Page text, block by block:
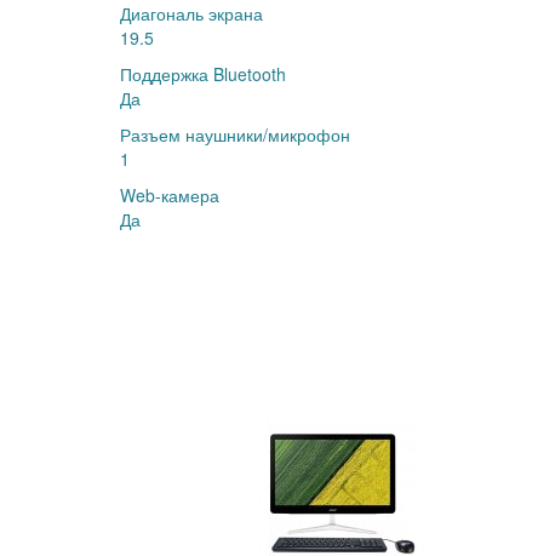
Диагональ экрана
19.5
Поддержка Bluetooth
Да
Разъем наушники/микрофон
1
Web-камера
Да